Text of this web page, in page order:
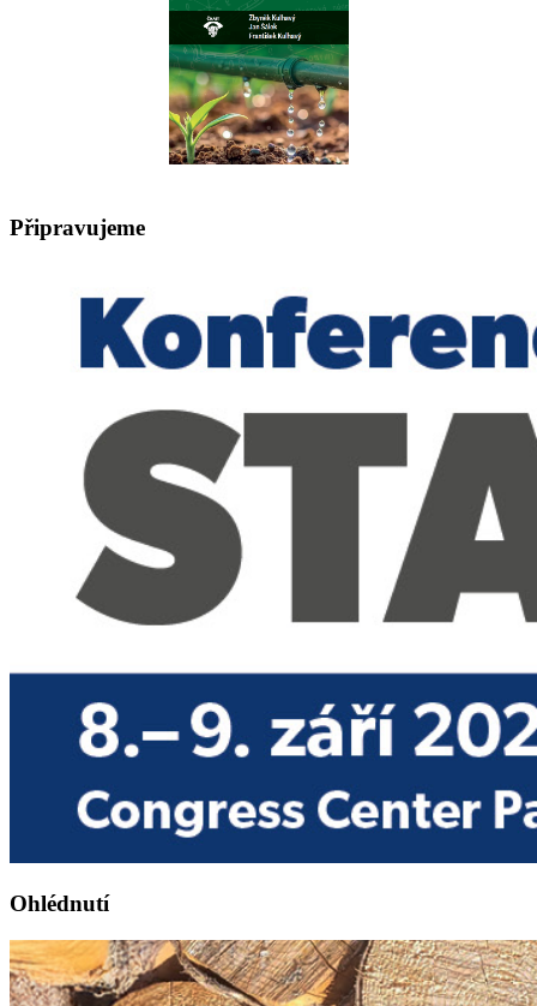
Připravujeme
Ohlédnutí